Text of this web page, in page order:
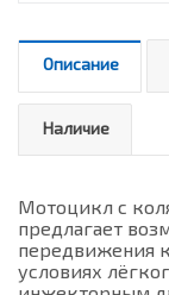
Описание
Наличие
Мотоцикл с
предлагает
передвижения
условиях